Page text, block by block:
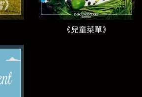
《兒童菜單》